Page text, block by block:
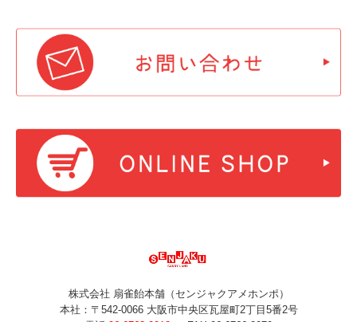
株式会社 扇雀飴本舗（センジャクアメホンポ）
本社：〒542-0066 大阪市中央区瓦屋町2丁目5番2号